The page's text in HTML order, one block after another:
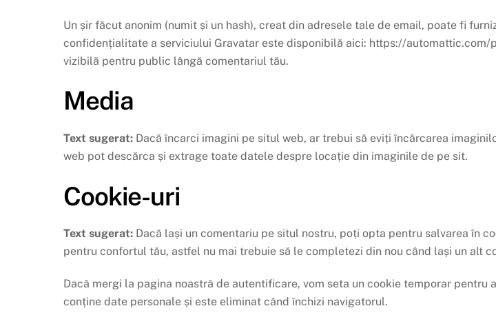
Un șir făcut anonim (numit și un hash), creat din adresele tale de email, poate fi
confidențialitate a serviciului Gravatar este disponibilă aici: https://
vizibilă pentru public lângă comentariul tău.
Media
Text sugerat: Dacă încarci imagini pe situl web, ar trebui să eviți încărcarea
web pot descărca și extrage toate datele despre locație din imaginile de pe sit.
Cookie-uri
Text sugerat: Dacă lași un comentariu pe situl nostru, poți opta pentru salvarea în
pentru confortul tău, astfel nu mai trebuie să le completezi din nou când lași un alt
Dacă mergi la pagina noastră de autentificare, vom seta un cookie temporar
conține date personale și este eliminat când închizi navigatorul.